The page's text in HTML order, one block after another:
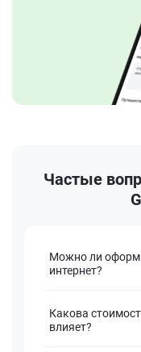
Частые
Можно ли
интернет?
Какова
влияет?